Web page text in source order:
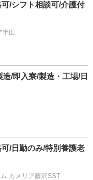
/シフト相談可/介護付
田
/即入寮/製造・工場/日
/日勤のみ/特別養護老
カメリア藤沢SST